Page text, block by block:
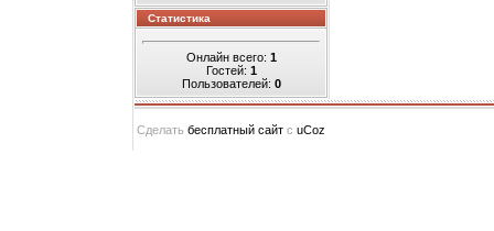
Статистика
Онлайн всего: 1
Гостей: 1
Пользователей: 0
Сделать бесплатный сайт с uCoz